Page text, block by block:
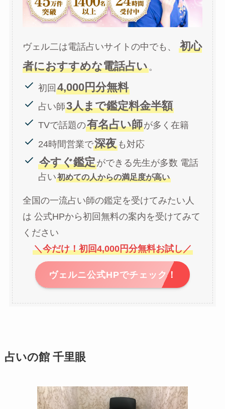
ヴェル二は電話占いサイトの中でも、 初心
者におすすめな電話占い。
初回4,000円分無料
占い師3人まで鑑定料金半額
TVで話題の有名占い師が多く在籍
24時間営業で深夜 も対応
今すぐ鑑定ができる先生が多数 電話
占い初めての人からの満足度が高い
全国の一流占い師の鑑定を受けてみたい人
は 公式HPから初回無料の案内を受けてみて
ください
＼今だけ！初回4,000円分無料お試し／
ヴェルニ公式HPでチェック！
占いの館 千里眼